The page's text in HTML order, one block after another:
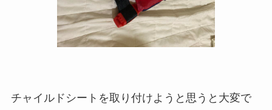
チャイルドシートを取り付けようと思うと大変で